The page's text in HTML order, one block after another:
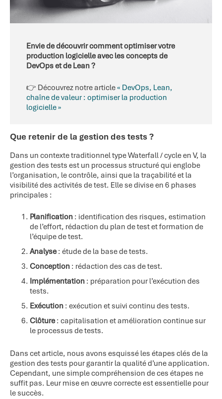
Envie de découvrir comment optimiser votre
production logicielle avec les concepts de
DevOps et de Lean ?
👉 Découvrez notre article« DevOps, Lean,
chaîne de valeur : optimiser la production
logicielle »
Que retenir de la gestion des tests ?
Dans un contexte traditionnel type Waterfall / cycle en V, la
gestion des tests est un processus structuré qui englobe
l’organisation, le contrôle, ainsi que la traçabilité et la
visibilité des activités de test. Elle se divise en 6 phases
principales :
Planification : identification des risques, estimation
de l’effort, rédaction du plan de test et formation de
l’équipe de test.
Analyse: étude de la base de tests.
Conception : rédaction des cas de test.
Implémentation : préparation pour l’exécution des
tests.
Exécution : exécution et suivi continu des tests.
Clôture: capitalisation et amélioration continue sur
le processus de tests.
Dans cet article, nous avons esquissé les étapes clés de la
gestion des tests pour garantir la qualité d’une application.
Cependant, une simple compréhension de ces étapes ne
suffit pas. Leur mise en œuvre correcte est essentielle pour
le succès.